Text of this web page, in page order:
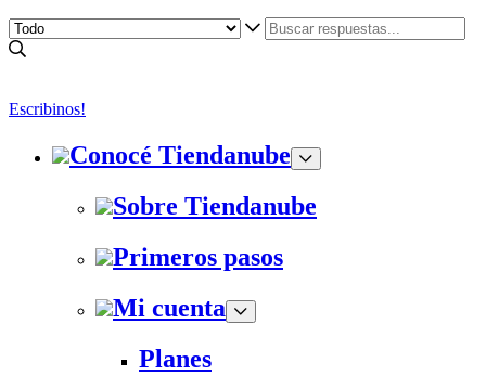
Escribinos!
Conocé Tiendanube
Sobre Tiendanube
Primeros pasos
Mi cuenta
Planes